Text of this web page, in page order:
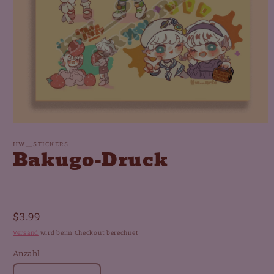
in
Modal
öffnen
HW__STICKERS
Bakugo-Druck
Normaler
Preis
$3.99
Versand wird beim Checkout berechnet
Anzahl